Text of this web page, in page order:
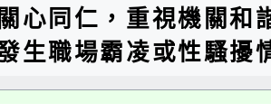
心同仁，重視機關和
生職場霸凌或性騷擾